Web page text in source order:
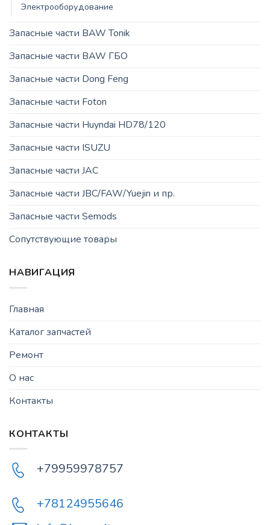
Электрооборудование
Запасные части BAW Tonik
Запасные части BAW ГБО
Запасные части Dong Feng
Запасные части Foton
Запасные части Huyndai HD78/120
Запасные части ISUZU
Запасные части JAC
Запасные части JBC/FAW/Yuejin и пр.
Запасные части Semods
Сопутствующие товары
НАВИГАЦИЯ
Главная
Каталог запчастей
Ремонт
О нас
Контакты
КОНТАКТЫ
+79959978757
+78124955646